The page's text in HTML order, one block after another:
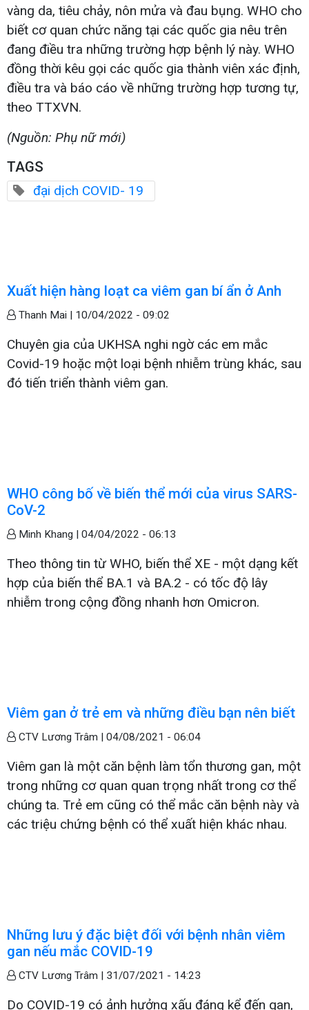
vàng da, tiêu chảy, nôn mửa và đau bụng. WHO cho
biết cơ quan chức năng tại các quốc gia nêu trên
đang điều tra những trường hợp bệnh lý này. WHO
đồng thời kêu gọi các quốc gia thành viên xác định,
điều tra và báo cáo về những trường hợp tương tự,
theo TTXVN.
(Nguồn: Phụ nữ mới)
TAGS
đại dịch COVID- 19
Xuất hiện hàng loạt ca viêm gan bí ẩn ở Anh
Thanh Mai | 10/04/2022 - 09:02
Chuyên gia của UKHSA nghi ngờ các em mắc
Covid-19 hoặc một loại bệnh nhiễm trùng khác, sau
đó tiến triển thành viêm gan.
WHO công bố về biến thể mới của virus SARS-
CoV-2
Minh Khang | 04/04/2022 - 06:13
Theo thông tin từ WHO, biến thể XE - một dạng kết
hợp của biến thể BA.1 và BA.2 - có tốc độ lây
nhiễm trong cộng đồng nhanh hơn Omicron.
Viêm gan ở trẻ em và những điều bạn nên biết
CTV Lương Trâm | 04/08/2021 - 06:04
Viêm gan là một căn bệnh làm tổn thương gan, một
trong những cơ quan quan trọng nhất trong cơ thể
chúng ta. Trẻ em cũng có thể mắc căn bệnh này và
các triệu chứng bệnh có thể xuất hiện khác nhau.
Những lưu ý đặc biệt đối với bệnh nhân viêm
gan nếu mắc COVID-19
CTV Lương Trâm | 31/07/2021 - 14:23
Do COVID-19 có ảnh hưởng xấu đáng kể đến gan,